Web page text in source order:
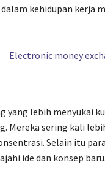
kehidupan kerja
lebih menyukai
Mereka sering kali
Selain itu
ide dan konsep baru.